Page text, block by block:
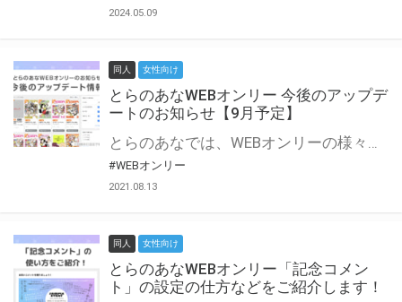
2024.05.09
同人 女性向け
とらのあなWEBオンリー 今後のアップデ
ートのお知らせ【9月予定】
とらのあなでは、WEBオンリーの様々な支援を実施しています。 今回は2021年9月に実装を予定しているアップデート情報についてご紹介いたします。 とらのあなWEBオンリーサイトはこちら
#WEBオンリー
2021.08.13
同人 女性向け
とらのあなWEBオンリー「記念コメン
ト」の設定の仕方などをご紹介します！